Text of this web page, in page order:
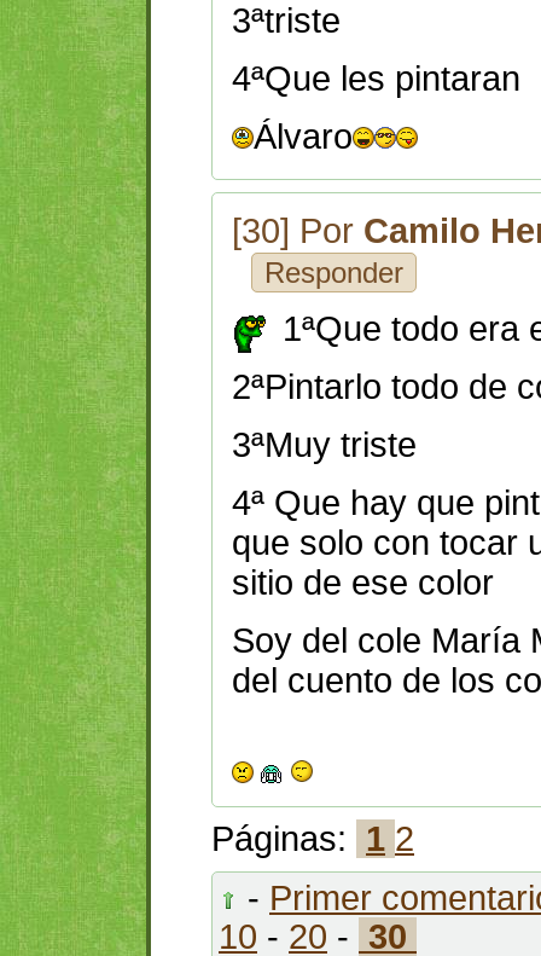
3ªtriste
4ªQue les pintaran
Álvaro
[30] Por Camilo
Responder
1ªQue todo era
2ªPintarlo todo de
3ªMuy triste
4ª Que hay que
que solo con tocar
sitio de ese color
Soy del cole María
del cuento de los
Páginas: 1 2
- Primer
10 - 20 - 30